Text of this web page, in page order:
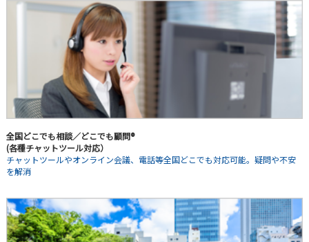
全国どこでも相談／どこでも顧問®
(各種チャットツール対応）
チャットツールやオンライン会議、電話等全国どこでも対応可能。疑問や不安
を解消